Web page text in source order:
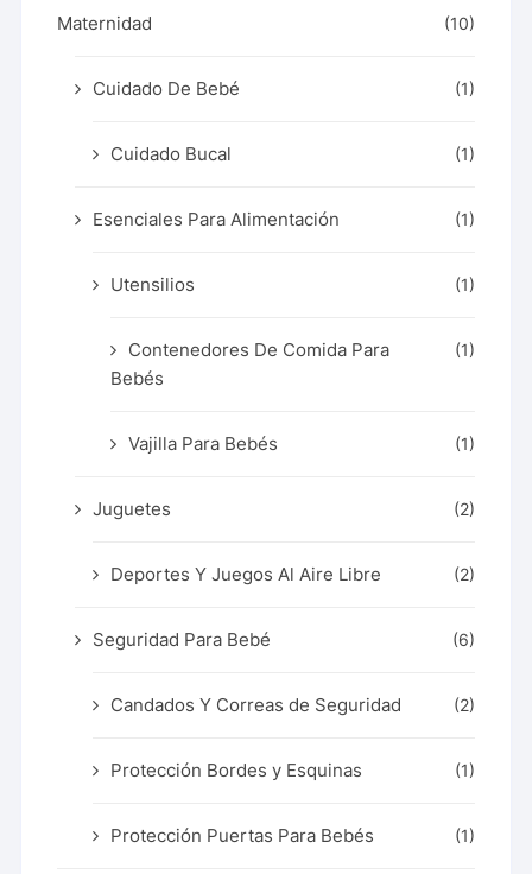
Maternidad (10)
Cuidado De Bebé (1)
Cuidado Bucal (1)
Esenciales Para Alimentación (1)
Utensilios (1)
Contenedores De Comida Para
Bebés
(1)
Vajilla Para Bebés (1)
Juguetes (2)
Deportes Y Juegos Al Aire Libre (2)
Seguridad Para Bebé (6)
Candados Y Correas de Seguridad (2)
Protección Bordes y Esquinas (1)
Protección Puertas Para Bebés (1)